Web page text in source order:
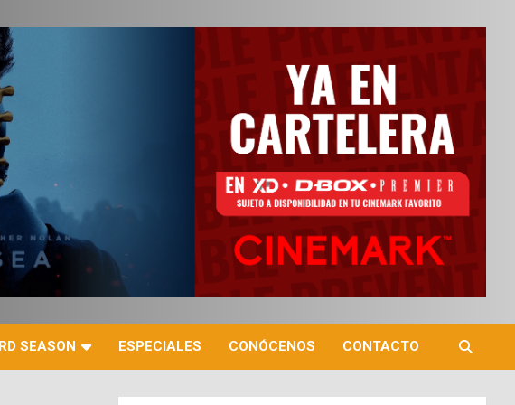
SEASON ESPECIALES CONÓCENOS CONTACTO